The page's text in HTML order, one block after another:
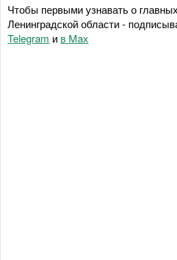
Чтобы первыми узнавать о
Ленинградской области -
Telegram и в Maх